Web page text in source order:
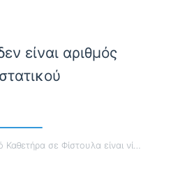
είναι αριθμός
Η μετάβαση από Καθετήρα σε Φίστουλα είναι νίκη